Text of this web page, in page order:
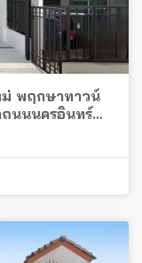
ม่ พฤกษาทาวน์
นนนครอินทร์